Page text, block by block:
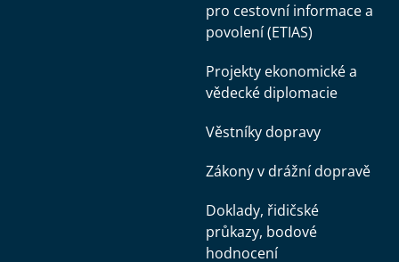
pro cestovní informace a
povolení (ETIAS)
Projekty ekonomické a
vědecké diplomacie
Věstníky dopravy
Zákony v drážní dopravě
Doklady, řidičské
průkazy, bodové
hodnocení